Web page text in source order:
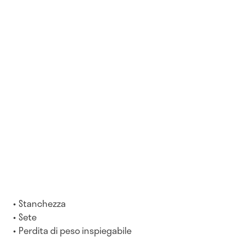
Stanchezza
Sete
Perdita di peso inspiegabile